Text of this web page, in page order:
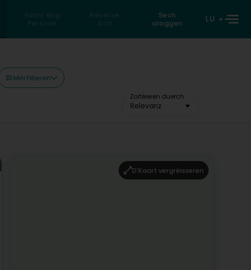
Fannt eng
Persoun
Reverse
Sich
Sech
aloggen
LU
Méi Filteren
Zortéieren duerch
Relevanz
D'Kaart vergréisseren